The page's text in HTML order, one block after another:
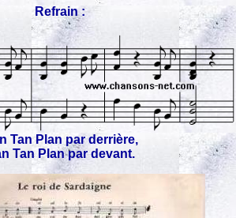
Refrain :
Tan Plan par derrière,
Tan Plan par devant.